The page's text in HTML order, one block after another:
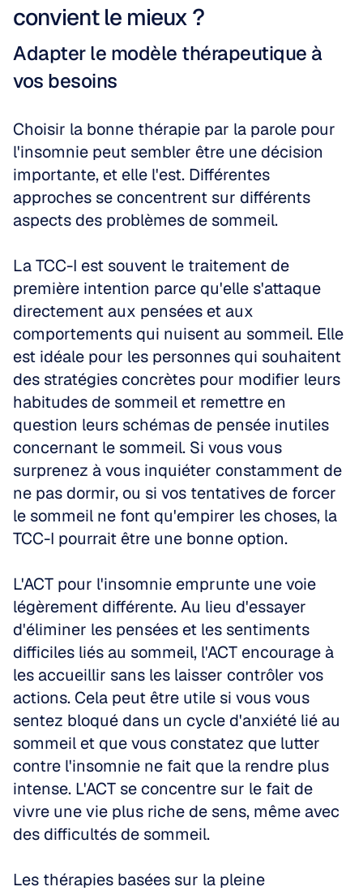
convient le mieux ?
Adapter le modèle thérapeutique à
vos besoins
Choisir la bonne thérapie par la parole pour
l'insomnie peut sembler être une décision
importante, et elle l'est. Différentes
approches se concentrent sur différents
aspects des problèmes de sommeil.
La TCC-I est souvent le traitement de
première intention parce qu'elle s'attaque
directement aux pensées et aux
comportements qui nuisent au sommeil. Elle
est idéale pour les personnes qui souhaitent
des stratégies concrètes pour modifier leurs
habitudes de sommeil et remettre en
question leurs schémas de pensée inutiles
concernant le sommeil. Si vous vous
surprenez à vous inquiéter constamment de
ne pas dormir, ou si vos tentatives de forcer
le sommeil ne font qu'empirer les choses, la
TCC-I pourrait être une bonne option.
L'ACT pour l'insomnie emprunte une voie
légèrement différente. Au lieu d'essayer
d'éliminer les pensées et les sentiments
difficiles liés au sommeil, l'ACT encourage à
les accueillir sans les laisser contrôler vos
actions. Cela peut être utile si vous vous
sentez bloqué dans un cycle d'anxiété lié au
sommeil et que vous constatez que lutter
contre l'insomnie ne fait que la rendre plus
intense. L'ACT se concentre sur le fait de
vivre une vie plus riche de sens, même avec
des difficultés de sommeil.
Les thérapies basées sur la pleine